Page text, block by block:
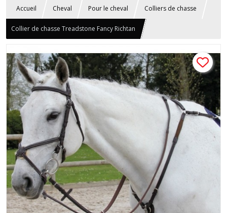
Accueil Cheval Pour le cheval Colliers de chasse
Collier de chasse Treadstone Fancy Richtan